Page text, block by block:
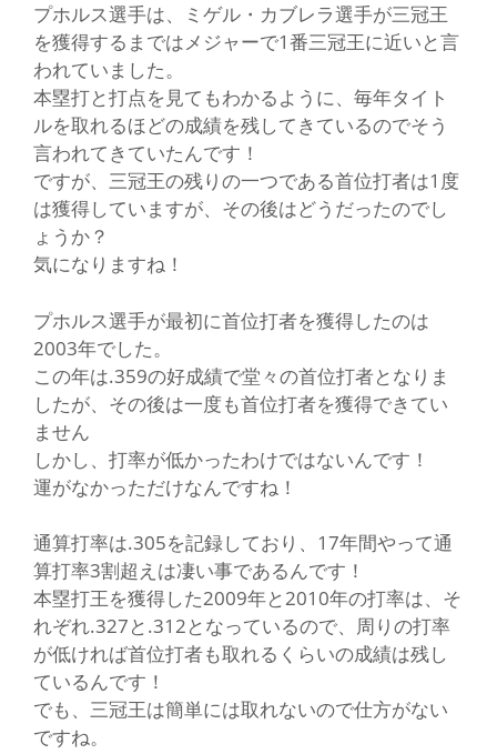
プホルス選手は、ミゲル・カブレラ選手が三冠王
を獲得するまではメジャーで1番三冠王に近いと言
われていました。
本塁打と打点を見てもわかるように、毎年タイト
ルを取れるほどの成績を残してきているのでそう
言われてきていたんです！
ですが、三冠王の残りの一つである首位打者は1度
は獲得していますが、その後はどうだったのでし
ょうか？
気になりますね！
プホルス選手が最初に首位打者を獲得したのは
2003年でした。
この年は.359の好成績で堂々の首位打者となりま
したが、その後は一度も首位打者を獲得できてい
ません
しかし、打率が低かったわけではないんです！
運がなかっただけなんですね！
通算打率は.305を記録しており、17年間やって通
算打率3割超えは凄い事であるんです！
本塁打王を獲得した2009年と2010年の打率は、そ
れぞれ.327と.312となっているので、周りの打率
が低ければ首位打者も取れるくらいの成績は残し
ているんです！
でも、三冠王は簡単には取れないので仕方がない
ですね。